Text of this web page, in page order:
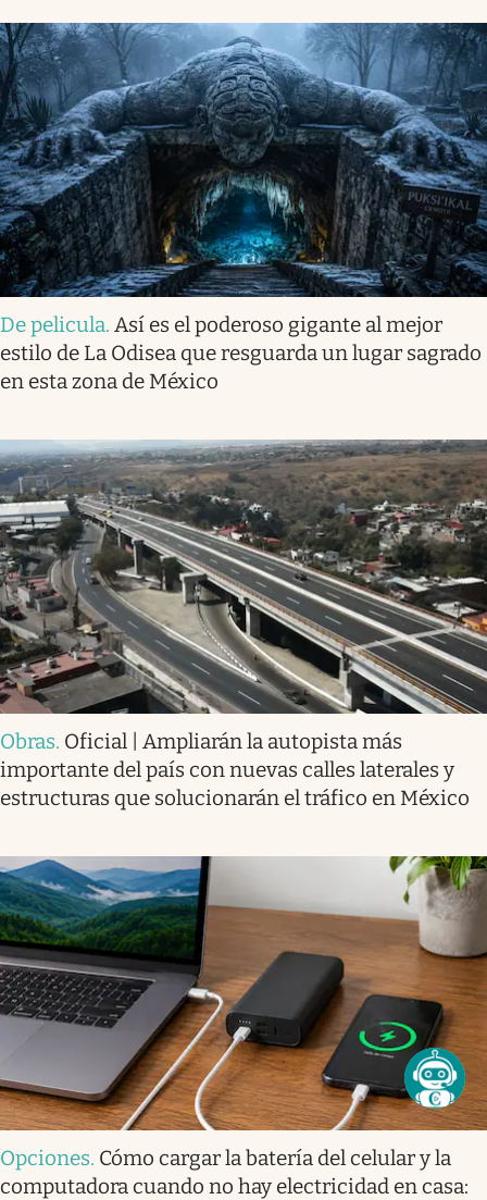
De pelicula. Así es el poderoso gigante al mejor
estilo de La Odisea que resguarda un lugar sagrado
en esta zona de México
Obras. Oficial | Ampliarán la autopista más
importante del país con nuevas calles laterales y
estructuras que solucionarán el tráfico en México
Opciones. Cómo cargar la batería del celular y la
computadora cuando no hay electricidad en casa: